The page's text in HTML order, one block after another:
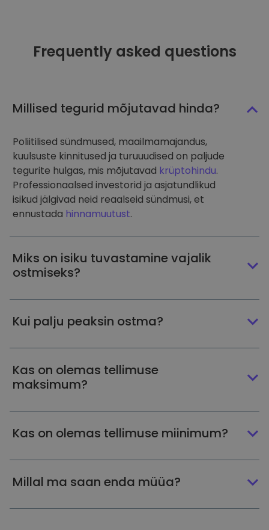
Frequently asked questions
Millised tegurid mõjutavad hinda?
Poliitilised sündmused, maailmamajandus,
kuulsuste kinnitused ja turuuudised on paljude
tegurite hulgas, mis mõjutavad krüptohindu.
Professionaalsed investorid ja asjatundlikud
isikud jälgivad neid reaalseid sündmusi, et
ennustada hinnamuutust.
Miks on isiku tuvastamine vajalik
ostmiseks?
Kui palju peaksin ostma?
Kas on olemas tellimuse
maksimum?
Kas on olemas tellimuse miinimum?
Millal ma saan enda müüa?